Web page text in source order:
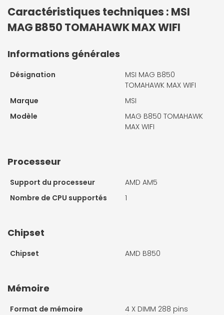
Caractéristiques techniques : MSI
MAG B850 TOMAHAWK MAX WIFI
Informations générales
Désignation
MSI MAG B850
TOMAHAWK MAX WIFI
Marque
MSI
Modèle
MAG B850 TOMAHAWK
MAX WIFI
Processeur
Support du processeur
AMD AM5
Nombre de CPU supportés
1
Chipset
Chipset AMD B850
Mémoire
Format de mémoire 4 X DIMM 288 pins